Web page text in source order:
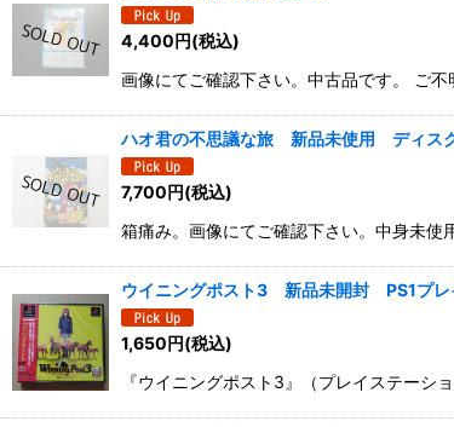
4,400円(税込)
画像にてご確認下さい。中古品です。 ご
ハオ君の不思議な旅 新品未使用 ディス
7,700円(税込)
箱痛み。画像にてご確認下さい。中身未使
ウイニングポスト3 新品未開封 PS1プレ
1,650円(税込)
『ウイニングポスト3』（プレイステー